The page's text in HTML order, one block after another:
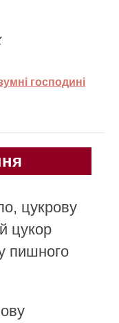
господині
цукрову
цукор
пишного